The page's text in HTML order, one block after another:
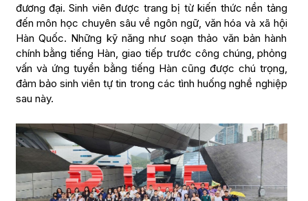
đương đại. Sinh viên được trang bị từ kiến thức nền tảng
đến môn học chuyên sâu về ngôn ngữ, văn hóa và xã hội
Hàn Quốc. Những kỹ năng như soạn thảo văn bản hành
chính bằng tiếng Hàn, giao tiếp trước công chúng, phỏng
vấn và ứng tuyển bằng tiếng Hàn cũng được chú trọng,
đảm bảo sinh viên tự tin trong các tình huống nghề nghiệp
sau này.